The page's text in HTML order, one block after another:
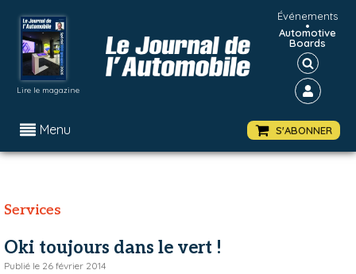
Lire le magazine
Événements
•
Automotive
Boards
Menu S'ABONNER
Services
Oki toujours dans le vert !
Publié le 26 février 2014